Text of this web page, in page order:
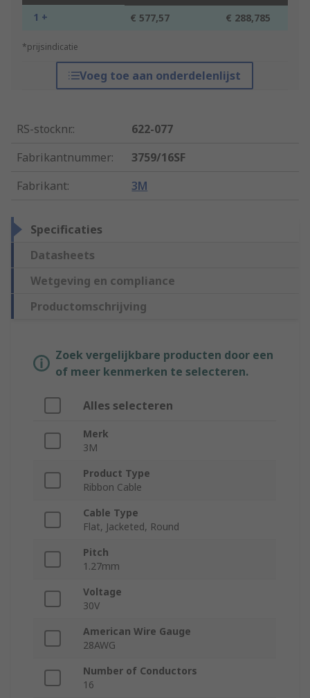
1 + € 577,57 € 288,785
*prijsindicatie
Voeg toe aan onderdelenlijst
RS-stocknr.:
622-077
Fabrikantnummer:
3759/16SF
Fabrikant: 3M
Specificaties
Datasheets
Wetgeving en compliance
Productomschrijving
Zoek vergelijkbare producten door een
of meer kenmerken te selecteren.
Alles selecteren
Merk
3M
Product Type
Ribbon Cable
Cable Type
Flat, Jacketed, Round
Pitch
1.27mm
Voltage
30V
American Wire Gauge
28AWG
Number of Conductors
16